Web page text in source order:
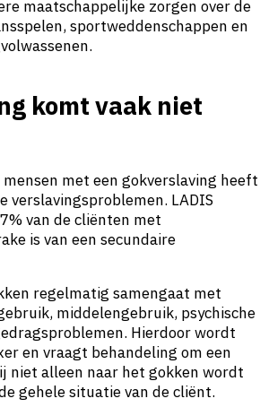
maatschappelijke zorgen over de
sportweddenschappen en
komt vaak niet
met een gokverslaving heeft
verslavingsproblemen. LADIS
van de cliënten met
is van een secundaire
regelmatig samengaat met
middelengebruik, psychische
Hierdoor wordt
en vraagt behandeling om een
niet alleen naar het gokken wordt
gehele situatie van de cliënt.